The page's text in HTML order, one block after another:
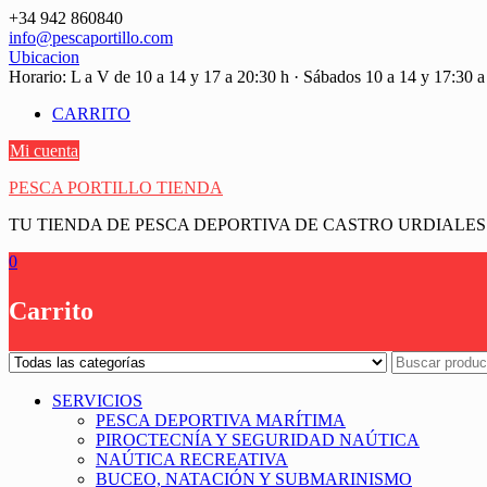
Saltar
contenido
+34 942 860840
info@pescaportillo.com
Ubicacion
Horario: L a V de 10 a 14 y 17 a 20:30 h · Sábados 10 a 14 y 17:30
CARRITO
Mi cuenta
PESCA PORTILLO TIENDA
TU TIENDA DE PESCA DEPORTIVA DE CASTRO URDIALES
0
Carrito
SERVICIOS
PESCA DEPORTIVA MARÍTIMA
PIROCTECNÍA Y SEGURIDAD NAÚTICA
NAÚTICA RECREATIVA
BUCEO, NATACIÓN Y SUBMARINISMO